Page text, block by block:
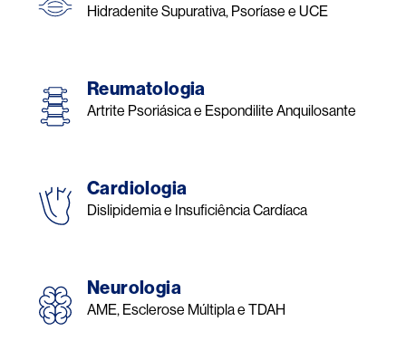
Hidradenite Supurativa, Psoríase e UCE
Reumatologia
Artrite Psoriásica e Espondilite Anquilosante
Cardiologia
Dislipidemia e Insuficiência Cardíaca
Neurologia
AME, Esclerose Múltipla e TDAH